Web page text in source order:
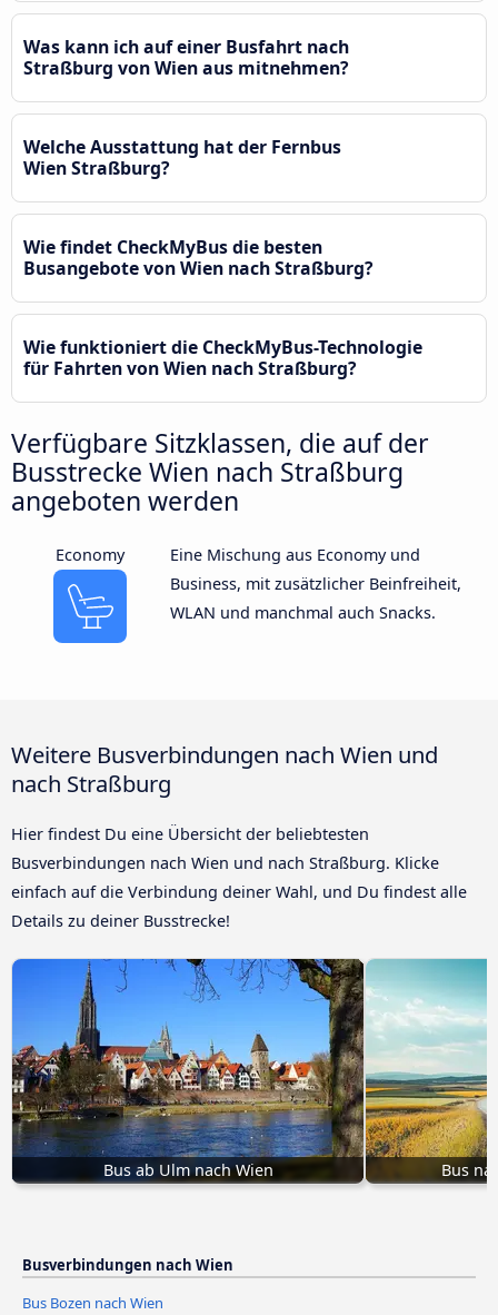
Was kann ich auf einer Busfahrt nach
Straßburg von Wien aus mitnehmen?
Welche Ausstattung hat der Fernbus
Wien Straßburg?
Wie findet CheckMyBus die besten
Busangebote von Wien nach Straßburg?
Wie funktioniert die CheckMyBus-Technologie
für Fahrten von Wien nach Straßburg?
Verfügbare Sitzklassen, die auf der
Busstrecke Wien nach Straßburg
angeboten werden
Economy
Eine Mischung aus Economy und
Business, mit zusätzlicher Beinfreiheit,
WLAN und manchmal auch Snacks.
Weitere Busverbindungen nach Wien und
nach Straßburg
Hier findest Du eine Übersicht der beliebtesten
Busverbindungen nach Wien und nach Straßburg. Klicke
einfach auf die Verbindung deiner Wahl, und Du findest alle
Details zu deiner Busstrecke!
Bus ab Ulm nach Wien Bus
Busverbindungen nach Wien
Bus Bozen nach Wien